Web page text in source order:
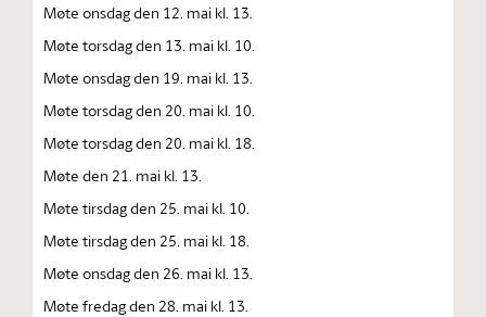
Møte onsdag den 12. mai kl. 13.
Møte torsdag den 13. mai kl. 10.
Møte onsdag den 19. mai kl. 13.
Møte torsdag den 20. mai kl. 10.
Møte torsdag den 20. mai kl. 18.
Møte den 21. mai kl. 13.
Møte tirsdag den 25. mai kl. 10.
Møte tirsdag den 25. mai kl. 18.
Møte onsdag den 26. mai kl. 13.
Møte fredag den 28. mai kl. 13.